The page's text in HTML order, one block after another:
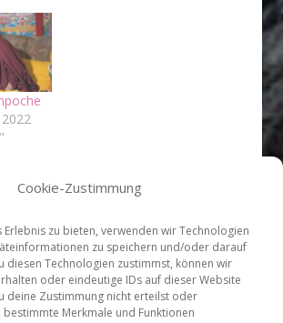
Cookie-Zustimmung
zu bieten, verwenden wir Technologien
zu speichern und/oder darauf
diesen Technologien zustimmst, können wir
oder eindeutige IDs auf dieser Website
deine Zustimmung nicht erteilst oder
bestimmte Merkmale und Funktionen
channel/